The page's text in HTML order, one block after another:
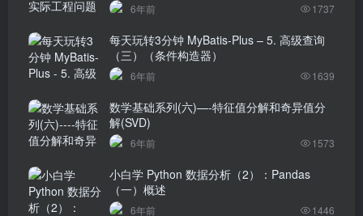
6年前 1737
每天玩转3分钟 MyBatis-Plus – 5. 高级查询
（三）（条件构造器）
6年前 1639
数学基础系列(六)—-特征值分解和奇异值分
解(SVD)
6年前 1573
小白学 Python 数据分析（2）：Pandas
（一）概述
6年前 1446